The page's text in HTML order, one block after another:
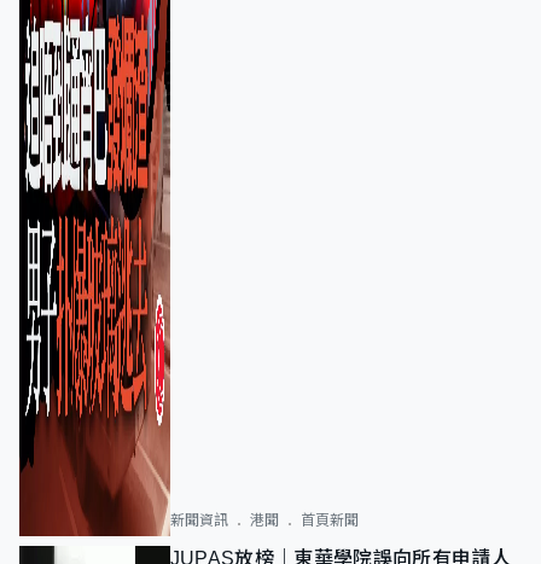
新聞資訊 港聞 首頁新聞
JUPAS放榜｜東華學院誤向所有申請人